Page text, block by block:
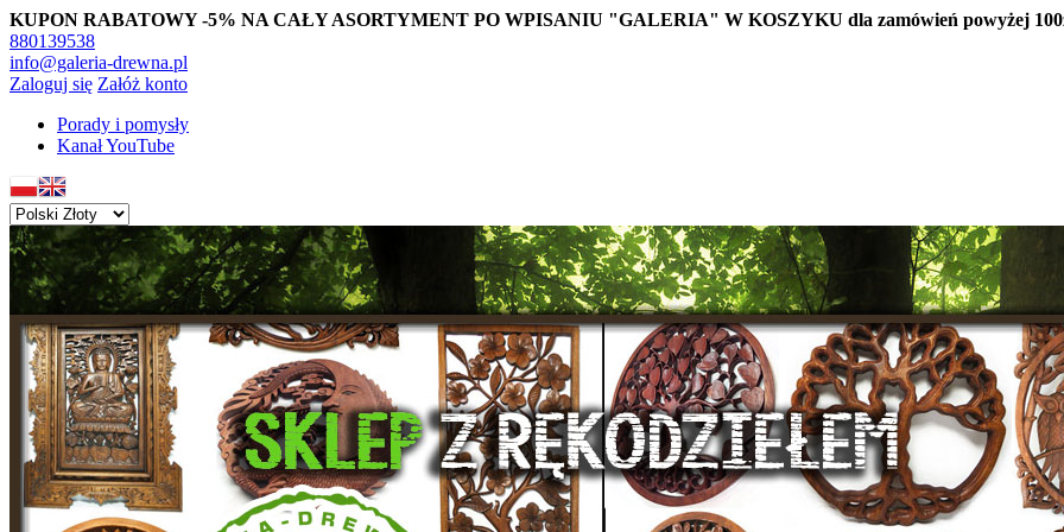
KUPON RABATOWY -5% NA CAŁY ASORTYMENT PO WPISANIU "GALERIA" W KOSZYKU dla zamówień powyżej
880139538
info@galeria-drewna.pl
Zaloguj się Załóż konto
Porady i pomysły
Kanał YouTube